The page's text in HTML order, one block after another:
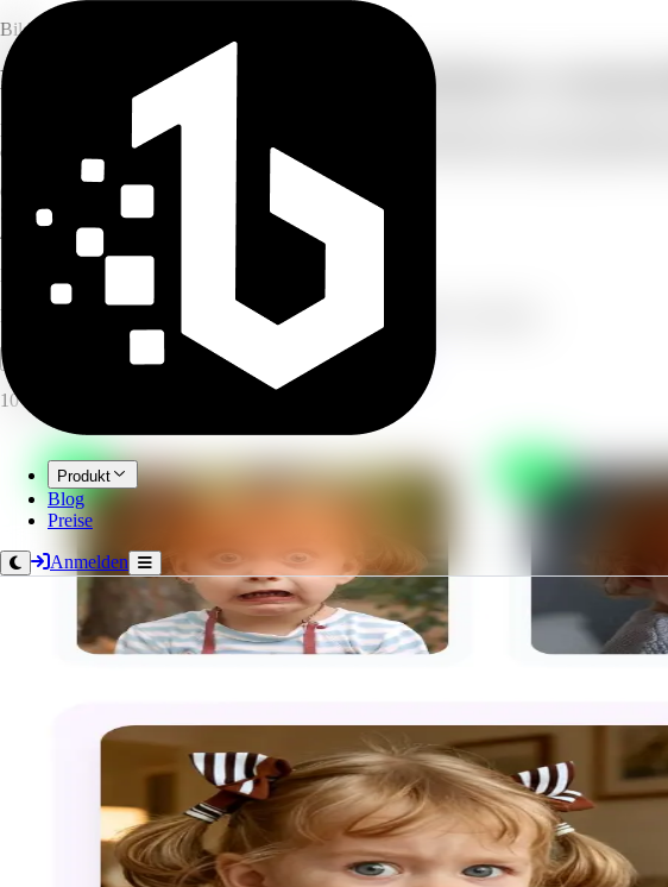
Produkt
Blog
Preise
Anmelden
Bild
Mehrere Fotos mit dem KI-Bildkombinierer
Laden Sie zwei oder mehr Bilder (bis zu 6) hoch und beschreiben Sie, wie sie
ein Produkt in einen Lifestyle-Hintergrund einfügen. Die KI setzt sie mit passendem
6
Fotos pro Zusammenführung
Seconds
Generierungszeit
4.8/5
Nutzerbewertung
KI-Bildkombinierer
Fügen Sie bis zu 6 Fotos zu einer nahtlosen KI-Komposition zusammen.
Jetzt ausprobieren Vollständigen Arbeitsbereich öffnen
10 Credits pro Bild.